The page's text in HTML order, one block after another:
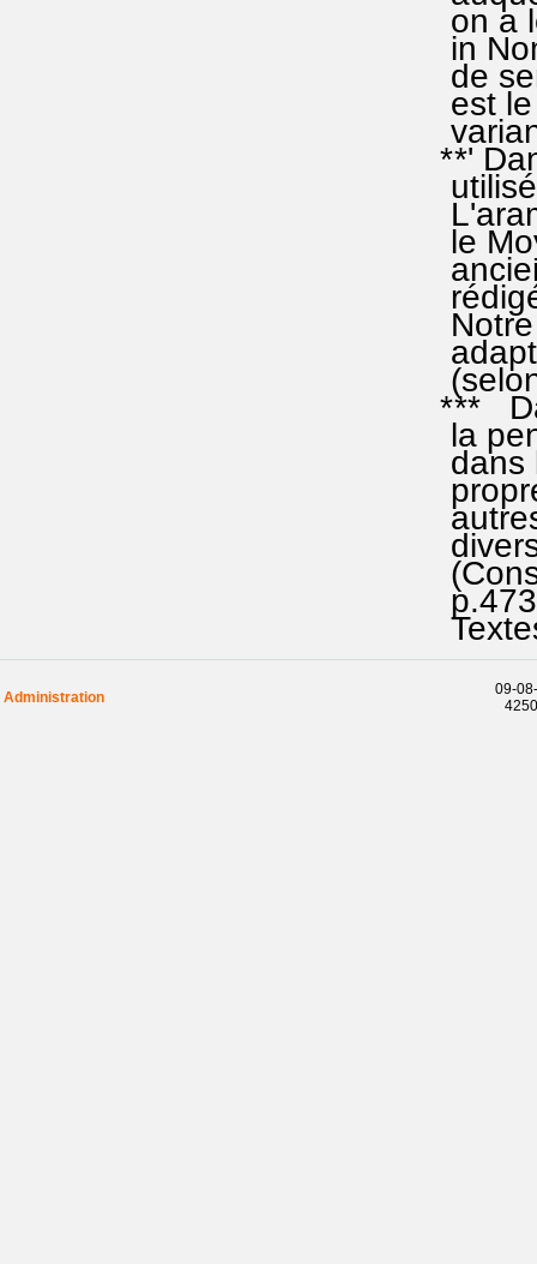
on a
in
de
est le
**'
le
Notre
(selon
***
la
dans
divers
p.473
Administration
09-